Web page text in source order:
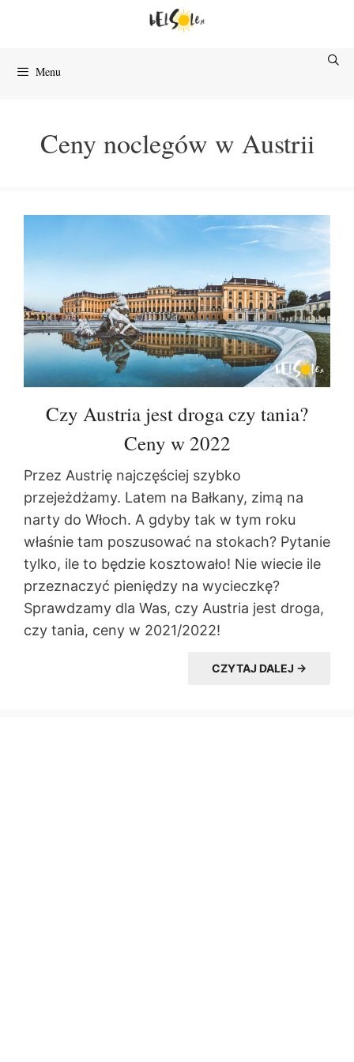
Menu
Ceny noclegów w Austrii
Czy Austria jest droga czy tania?
Ceny w 2022
Przez Austrię najczęściej szybko
przejeżdżamy. Latem na Bałkany, zimą na
narty do Włoch. A gdyby tak w tym roku
właśnie tam poszusować na stokach? Pytanie
tylko, ile to będzie kosztowało! Nie wiecie ile
przeznaczyć pieniędzy na wycieczkę?
Sprawdzamy dla Was, czy Austria jest droga,
czy tania, ceny w 2021/2022!
CZYTAJ DALEJ →